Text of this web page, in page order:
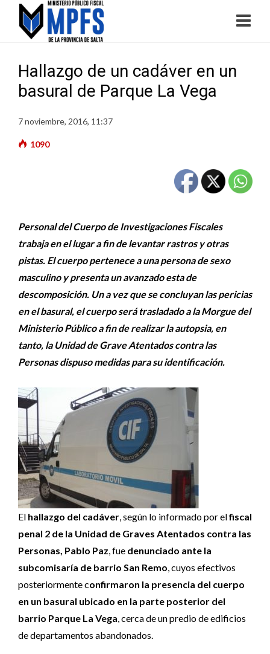
Hallazgo de un cadáver en un
basural de Parque La Vega
7 noviembre, 2016, 11:37
1090
Personal del Cuerpo de Investigaciones Fiscales
trabaja en el lugar a fin de levantar rastros y otras
pistas. El cuerpo pertenece a una persona de sexo
masculino y presenta un avanzado esta de
descomposición. Un a vez que se concluyan las pericias
en el basural, el cuerpo será trasladado a la Morgue del
Ministerio Público a fin de realizar la autopsia, en
tanto, la Unidad de Grave Atentados contra las
Personas dispuso medidas para su identificación.
El hallazgo del cadáver, según lo informado por elfiscal
penal 2 de la Unidad de Graves Atentados contra las
Personas, Pablo Paz, fue denunciado ante la
subcomisaría de barrio San Remo, cuyos efectivos
posteriormente confirmaron la presencia del cuerpo
en un basural ubicado en la parte posterior del
barrio Parque La Vega, cerca de un predio de edificios
de departamentos abandonados.